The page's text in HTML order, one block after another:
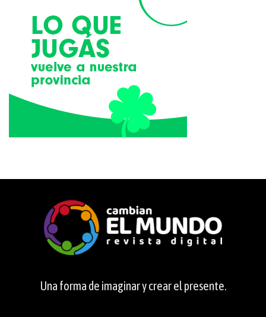
Una forma de imaginar y crear el presente.